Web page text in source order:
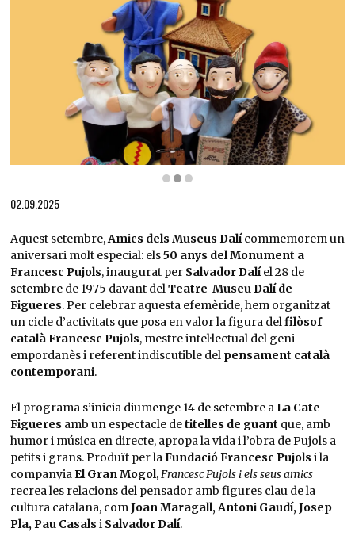
02.09.2025
Aquest setembre,Amics dels Museus Dalícommemorem un
aniversari molt especial: els50 anys del Monument a
Francesc Pujols, inaugurat per Salvador Dalíel 28 de
setembre de 1975 davant delTeatre-Museu Dalí de
Figueres. Per celebrar aquesta efemèride, hem organitzat
un cicle d’activitats que posa en valor la figura delfilòsof
català Francesc Pujols, mestre intel·lectual del geni
empordanès i referent indiscutible del pensament català
contemporani.
El programa s’inicia diumenge 14 de setembre a La Cate
Figueres amb un espectacle detitelles de guant que, amb
humor i música en directe, apropa la vida i l’obra de Pujols a
petits i grans. Produït per laFundació Francesc Pujols i la
companyia El Gran Mogol,Francesc Pujols i els seus amics
recrea les relacions del pensador amb figures clau de la
cultura catalana, comJoan Maragall, Antoni Gaudí, Josep
Pla, Pau Casals i Salvador Dalí.